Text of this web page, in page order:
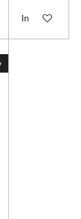
In